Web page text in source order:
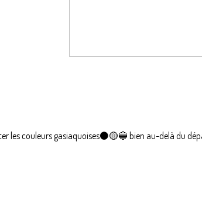
les couleurs gasiaquoises⚫🟡🔵 bien au-delà du